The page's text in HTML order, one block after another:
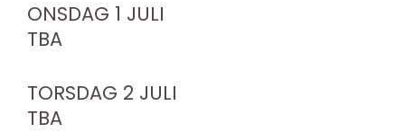
ONSDAG 1 JULI
TBA
TORSDAG 2 JULI
TBA